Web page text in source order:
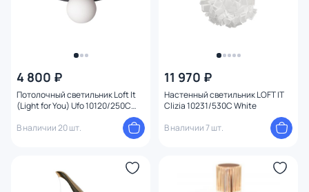
4 800 ₽
Потолочный светильник Loft It
(Light for You) Ufo 10120/250C
В наличии 20 шт.
11 970 ₽
Настенный светильник LOFT IT
Clizia 10231/530C White
В наличии 7 шт.